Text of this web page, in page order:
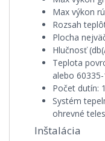
Max výkon
Rozsah
Plocha
Hlučnosť
Teplota
alebo 60335-
Počet dutín: 1
Systém
ohrevné
Inštalácia